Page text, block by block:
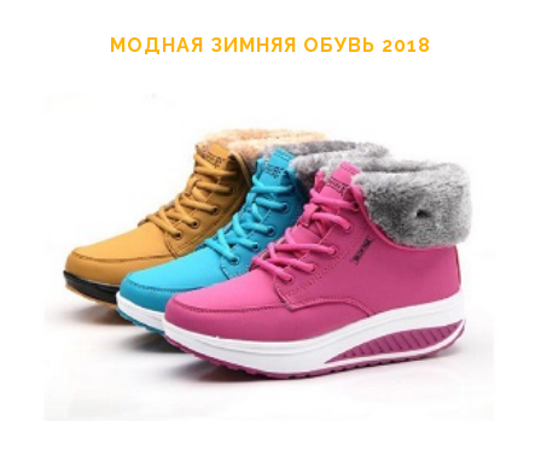
МОДНАЯ ЗИМНЯЯ ОБУВЬ 2018